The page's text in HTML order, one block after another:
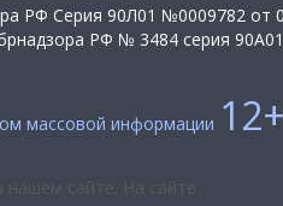
РФ Серия 90Л01 №0009782 от
РФ № 3484 серия
массовой информации 12+
нашем сайте. На сайте